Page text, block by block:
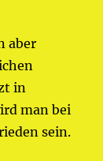
aber
in
man bei
sein.